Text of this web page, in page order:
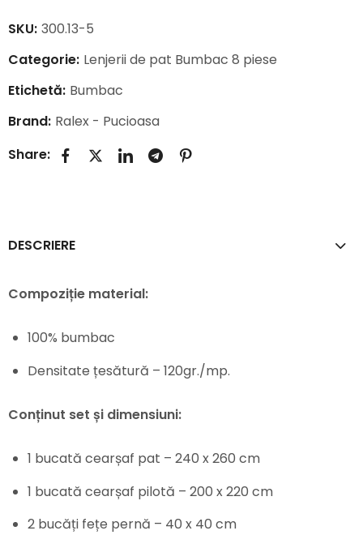
SKU: 300.13-5
Categorie: Lenjerii de pat Bumbac 8 piese
Etichetă: Bumbac
Brand: Ralex - Pucioasa
Share:
DESCRIERE
Compoziție material:
100% bumbac
Densitate țesătură – 120gr./mp.
Conținut set și dimensiuni:
1 bucată cearșaf pat – 240 x 260 cm
1 bucată cearșaf pilotă – 200 x 220 cm
2 bucăți fețe pernă – 40 x 40 cm